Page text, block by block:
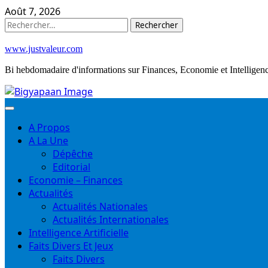
Skip
to
Août 7, 2026
Rechercher :
www.justvaleur.com
Bi hebdomadaire d'informations sur Finances, Economie et
A Propos
A La Une
Dépêche
Editorial
Economie – Finances
Actualités
Actualités Nationales
Actualités Internationales
Intelligence Artificielle
Faits Divers Et Jeux
Faits Divers